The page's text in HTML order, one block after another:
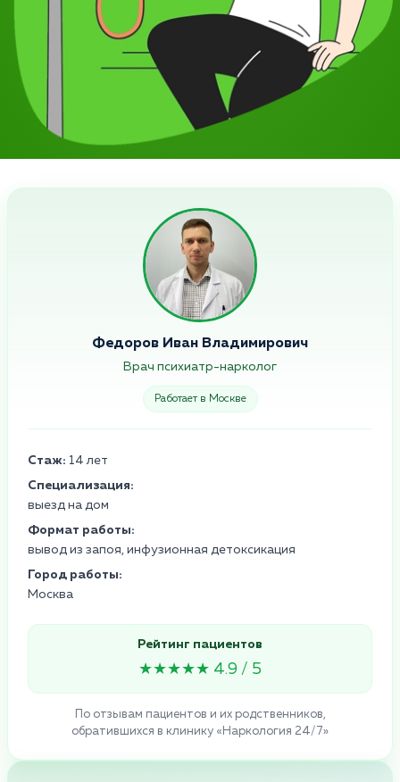
Федоров Иван Владимирович
Врач психиатр-нарколог
Работает в Москве
Стаж: 14 лет
Специализация:
выезд на дом
Формат работы:
вывод из запоя, инфузионная детоксикация
Город работы:
Москва
Рейтинг пациентов
★★★★★ 4.9 / 5
По отзывам пациентов и их родственников,
обратившихся в клинику «Наркология 24/7»